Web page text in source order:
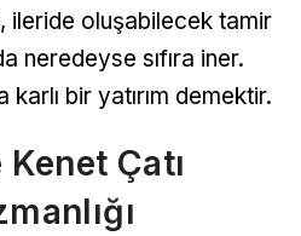
ileride oluşabilecek tamir
neredeyse sıfıra iner.
bir yatırım demektir.
Çatı